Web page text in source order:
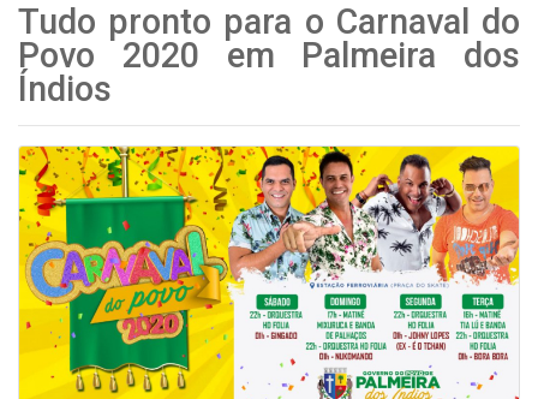
Tudo pronto para o Carnaval do
Povo 2020 em Palmeira dos
Índios